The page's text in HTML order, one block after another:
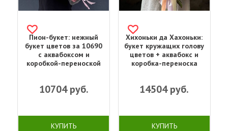
Пион-букет: нежный
букет цветов за 10690
с аквабоксом и
коробкой-переноской
10704руб.
КУПИТЬ
Хихоньки да Хахоньки:
букет кружащих голову
цветов + аквабокс и
коробка-переноска
14504руб.
КУПИТЬ